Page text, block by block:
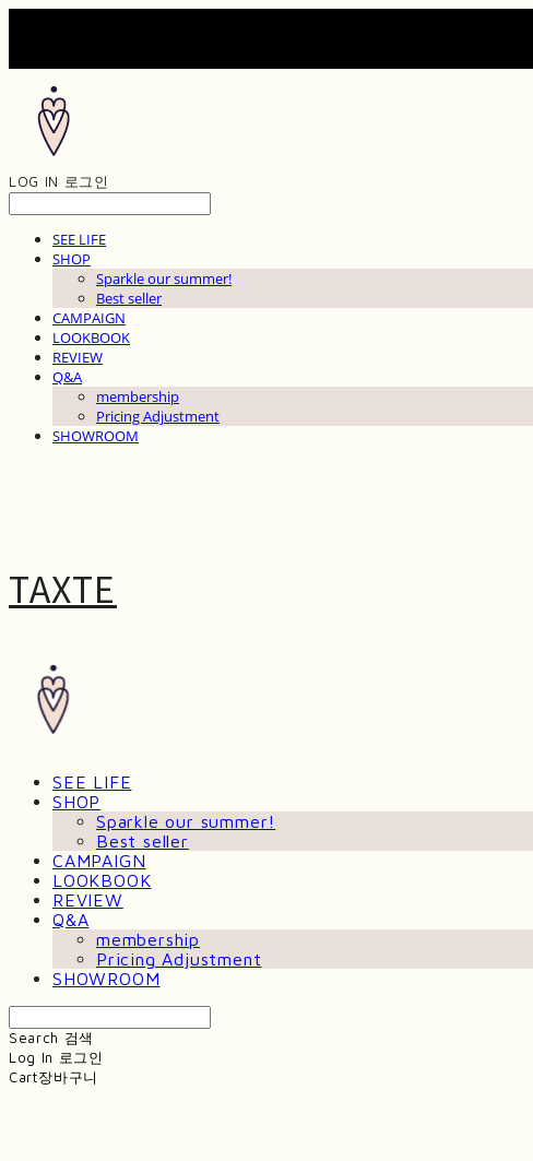
LOG IN 로그인
SEE LIFE
SHOP
Sparkle our summer!
Best seller
CAMPAIGN
LOOKBOOK
REVIEW
Q&A
membership
Pricing Adjustment
SHOWROOM
TAXTE
SEE LIFE
SHOP
Sparkle our summer!
Best seller
CAMPAIGN
LOOKBOOK
REVIEW
Q&A
membership
Pricing Adjustment
SHOWROOM
Search 검색
Log In 로그인
Cart장바구니